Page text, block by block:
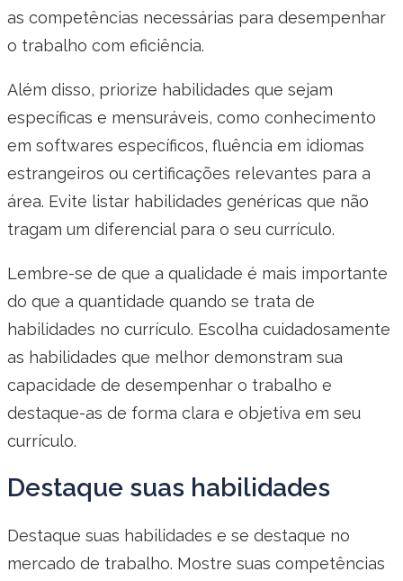
as competências necessárias para desempenhar
o trabalho com eficiência.
Além disso, priorize habilidades que sejam
específicas e mensuráveis, como conhecimento
em softwares específicos, fluência em idiomas
estrangeiros ou certificações relevantes para a
área. Evite listar habilidades genéricas que não
tragam um diferencial para o seu currículo.
Lembre-se de que a qualidade é mais importante
do que a quantidade quando se trata de
habilidades no currículo. Escolha cuidadosamente
as habilidades que melhor demonstram sua
capacidade de desempenhar o trabalho e
destaque-as de forma clara e objetiva em seu
currículo.
Destaque suas habilidades
Destaque suas habilidades e se destaque no
mercado de trabalho. Mostre suas competências